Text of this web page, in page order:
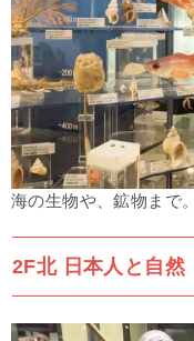
海の生物や、鉱物まで
2F北 日本人と自然